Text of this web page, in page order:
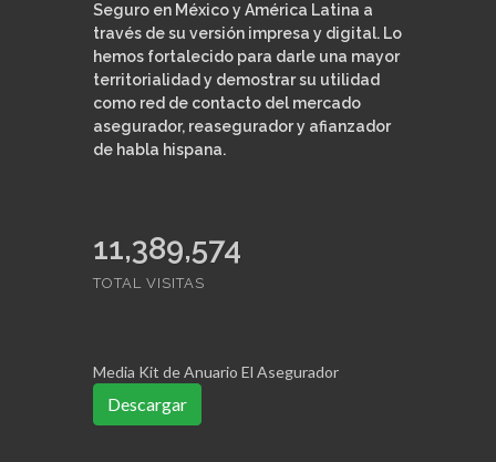
Seguro en México y América Latina a
través de su versión impresa y digital. Lo
hemos fortalecido para darle una mayor
territorialidad y demostrar su utilidad
como red de contacto del mercado
asegurador, reasegurador y afianzador
de habla hispana.
11,389,574
TOTAL VISITAS
Media Kit de Anuario El Asegurador
Descargar